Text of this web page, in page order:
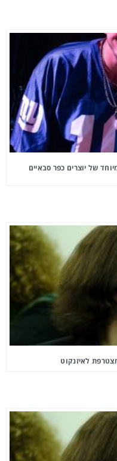
של יוצרים כפר סבאיים
לאיזנקוט